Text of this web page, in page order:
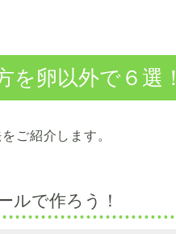
卵以外で６選！
ご紹介します。
ルで作ろう！